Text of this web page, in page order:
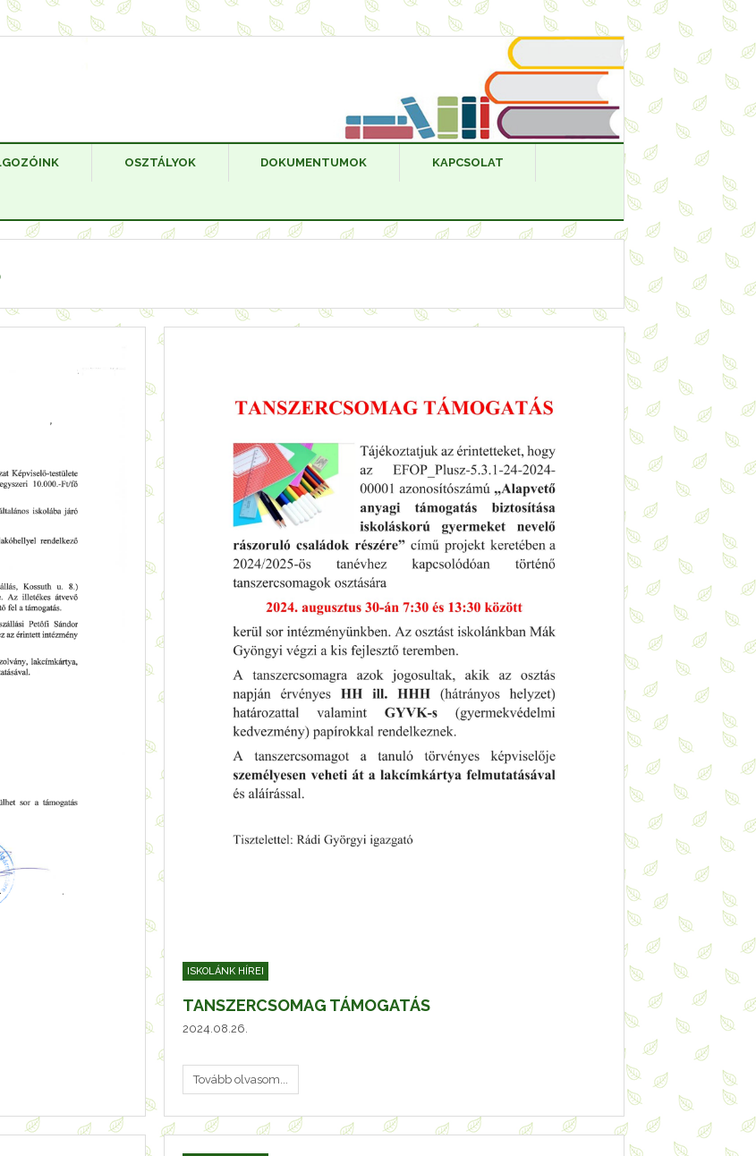
OSZTÁLYOK DOKUMENTUMOK KAPCSOLAT
ISKOLÁNK HÍREI
TANSZERCSOMAG TÁMOGATÁS
2024.08.26.
Tovább olvasom...